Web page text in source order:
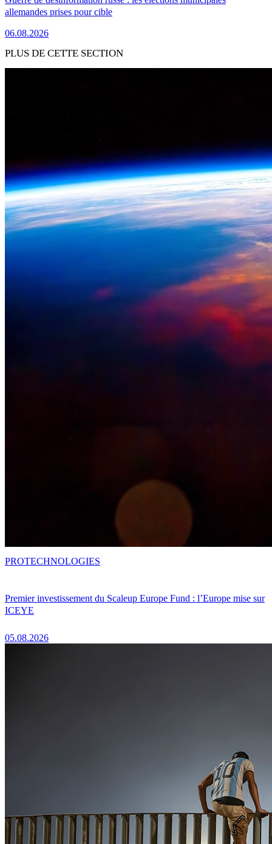
allemandes prises pour cible
06.08.2026
PLUS DE CETTE SECTION
Premier investissement du Scaleup Europe Fund : l’Europe mise sur
ICEYE
05.08.2026
PROTECHNOLOGIES